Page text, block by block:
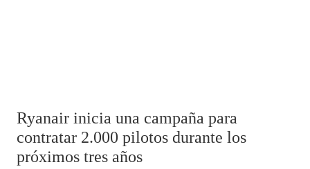
Ryanair inicia una campaña para
contratar 2.000 pilotos durante los
próximos tres años